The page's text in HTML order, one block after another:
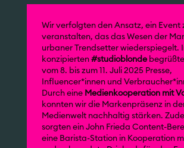
Wir verfolgten den Ansatz, ein Event
veranstalten, das das Wesen der
urbaner Trendsetter wiederspiegelt.
konzipierten #studioblonde
vom 8. bis zum 11. Juli 2025 Presse,
Influencer*innen und
Durch eine Medienkooperation mit
konnten wir die Markenpräsenz in
Medienwelt nachhaltig stärken.
sorgten ein John Frieda Content-
eine Barista-Station in Kooperation